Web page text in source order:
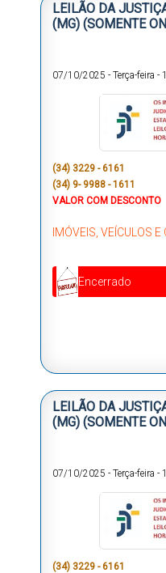
LEILÃO DA
(MG) (SOMENTE
07/10/2025 - Terça-feira -
(34) 3229 - 6161
(34) 9- 9988 - 1611
VALOR COM DESCONTO
IMÓVEIS, VEÍCULOS E
Encerrado
LEILÃO DA
(MG) (SOMENTE
07/10/2025 - Terça-feira -
(34) 3229 - 6161